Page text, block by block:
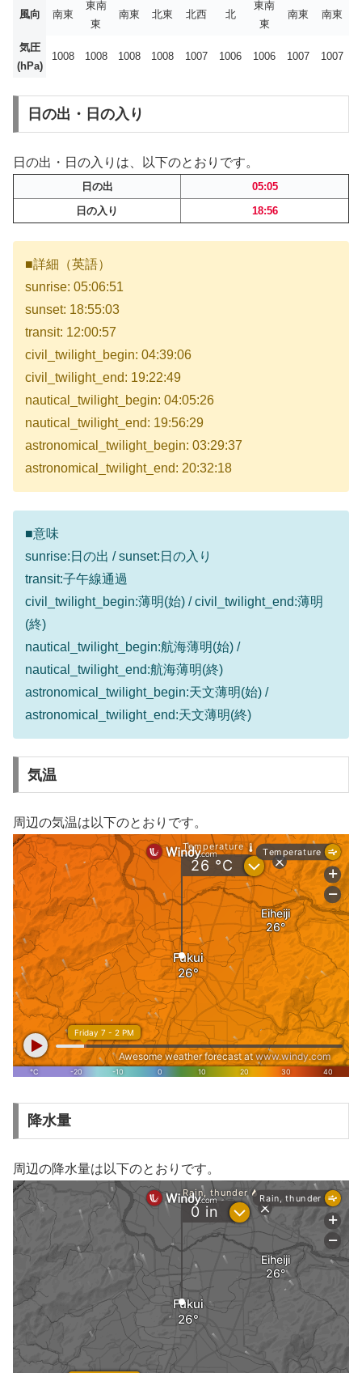
風向 南東
東南
東
南東 北東 北西 北
東南
東
南東 南東
気圧
(hPa)
1008 1008 1008 1008 1007 1006 1006 1007 1007
日の出・日の入り
日の出・日の入りは、以下のとおりです。
日の出
05:05
日の入り
18:56
■詳細（英語）
sunrise: 05:06:51
sunset: 18:55:03
transit: 12:00:57
civil_twilight_begin: 04:39:06
civil_twilight_end: 19:22:49
nautical_twilight_begin: 04:05:26
nautical_twilight_end: 19:56:29
astronomical_twilight_begin: 03:29:37
astronomical_twilight_end: 20:32:18
■意味
sunrise:日の出 / sunset:日の入り
transit:子午線通過
civil_twilight_begin:薄明(始) / civil_twilight_end:薄明
(終)
nautical_twilight_begin:航海薄明(始) /
nautical_twilight_end:航海薄明(終)
astronomical_twilight_begin:天文薄明(始) /
astronomical_twilight_end:天文薄明(終)
気温
周辺の気温は以下のとおりです。
降水量
周辺の降水量は以下のとおりです。